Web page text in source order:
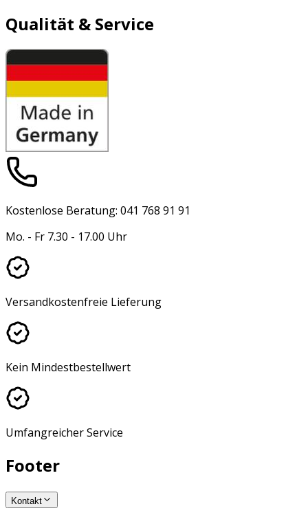
Qualität & Service
Kostenlose Beratung: 041 768 91 91
Mo. - Fr 7.30 - 17.00 Uhr
Versandkostenfreie Lieferung
Kein Mindestbestellwert
Umfangreicher Service
Footer
Kontakt